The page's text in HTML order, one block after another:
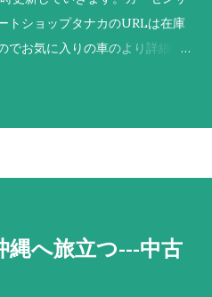
トショップタナカのURLは在庫
でお気に入りの車のより詳細情
、５万キロ！ 2 ekワゴン
ン 銀 走行６万キロ！ 8 ピク
キロ！車検もたっぷり！商用
縄へ旅立つ---中古